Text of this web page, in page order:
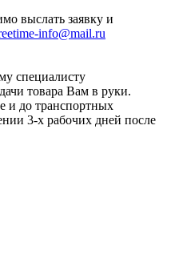
выслать заявку и
info@mail.ru
специалисту
товара Вам в руки.
и до транспортных
3-х рабочих дней после